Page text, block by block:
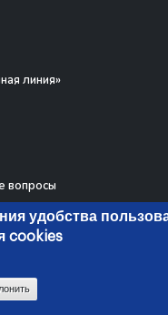
линия»
вопросы
связи и
удобства
cookies